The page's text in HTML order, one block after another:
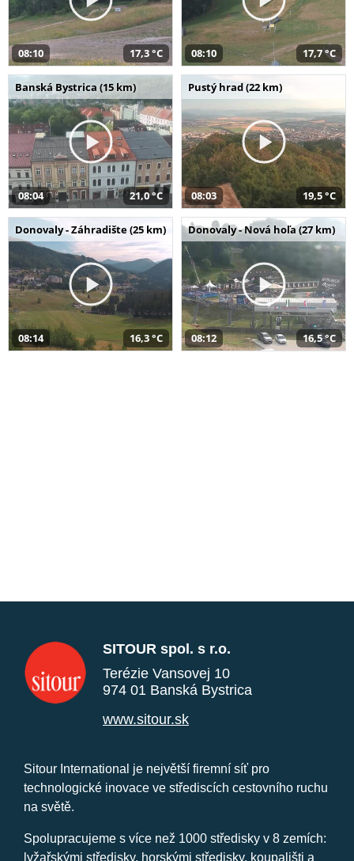
08:10 17,3 °C 08:10 17,7 °C
Banská Bystrica (15 km)
08:04 21,0 °C
Pustý hrad (22 km)
08:03 19,5 °C
Donovaly - Záhradište (25 km)
08:14 16,3 °C
Donovaly - Nová hoľa (27 km)
08:12 16,5 °C
SITOUR spol. s r.o.
Terézie Vansovej 10
974 01 Banská Bystrica
www.sitour.sk
Sitour International je největší firemní síť pro
technologické inovace ve střediscích cestovního ruchu
na světě.
Spolupracujeme s více než 1000 středisky v 8 zemích:
lyžařskými středisky, horskými středisky, koupališti a